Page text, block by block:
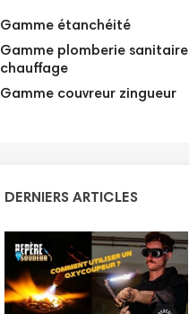
Gamme étanchéité
Gamme plomberie sanitaire
chauffage
Gamme couvreur zingueur
DERNIERS ARTICLES